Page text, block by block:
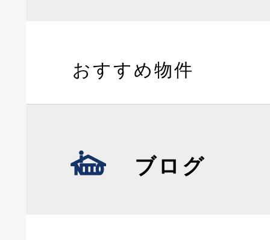
おすすめ物件
ブログ